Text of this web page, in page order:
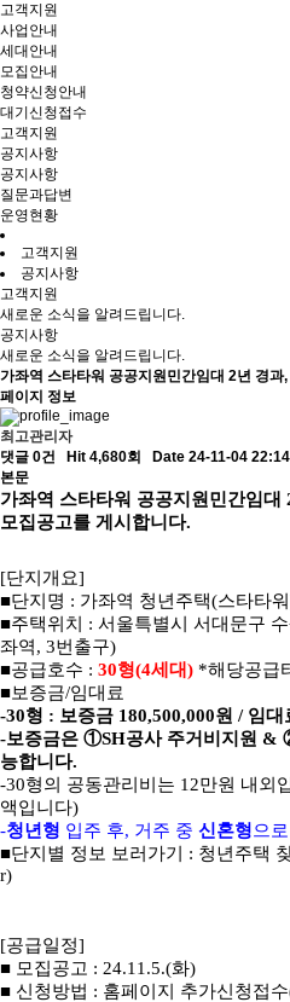
고객지원
사업안내
세대안내
모집안내
청약신청안내
대기신청접수
고객지원
공지사항
공지사항
질문과답변
운영현황
고객지원
공지사항
고객지원
새로운 소식을 알려드립니다.
공지사항
새로운 소식을 알려드립니다.
가좌역 스타타워 공공지원민간임대 2년 경
페이지 정보
최고관리자
댓글 0건
Hit 4,680회
Date 24-11-04 22:14
본문
가좌역 스타타워 공공지원민간임대
모집공고를 게시합니다.
[단지개요]
■단지명 : 가좌역 청년주택(스타타워
■주택위치 : 서울특별시 서대문구
좌역, 3번출구)
■공급호수 : 30형(4세대) *해당공급
■보증금/임대료
-30형 : 보증금 180,500,000원 / 임대
-보증금은 ①SH공사 주거비지원 &
능합니다.
-30형의 공동관리비는 12만원 내외
액입니다)
-청년형 입주 후, 거주 중 신혼형으로
■단지별 정보 보러가기 : 청년주택 찾
r)
[공급일정]
■ 모집공고 : 24.11.5.(화)
■ 신청방법 : 홈페이지 추가신청접수